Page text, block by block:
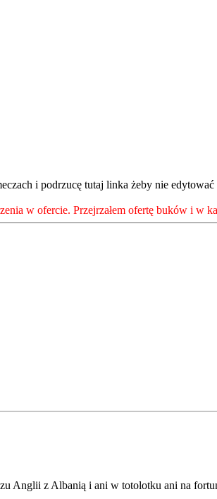
i podrzucę tutaj linka żeby nie edytować
w ofercie. Przejrzałem ofertę buków i w
Anglii z Albanią i ani w totolotku ani na